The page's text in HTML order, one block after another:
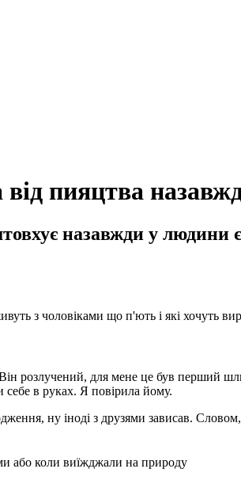
пияцтва
назавжди у
з чоловіками що п'ють і які хочуть
розлучений, для мене це був перший
в руках. Я повірила йому.
ну іноді з друзями зависав.
або коли виїжджали на природу